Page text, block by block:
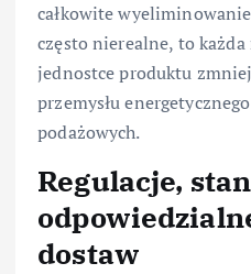
całkowite
często nierealne, to
jednostce produktu
przemysłu
podażowych.
Regulacje,
dostaw